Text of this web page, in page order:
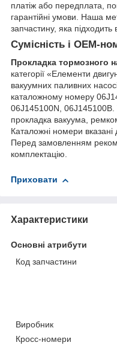
платіж або передплата,
гарантійні умови. Наша
запчастину, яка
Сумісність і OEM-
Прокладка тормозного
категорії «Елементи
вакуумних паливних
каталожному номеру
06J145100N, 06J145100B.
прокладка вакуума,
Каталожні номери вказані
Перед замовленням
комплектацію.
Приховати
Характеристики
Основні атрибути
Код запчастини
Виробник
Кросс-номери